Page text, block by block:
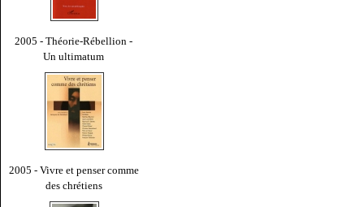
2005 - Théorie-Rébellion -
Un ultimatum
2005 - Vivre et penser comme
des chrétiens